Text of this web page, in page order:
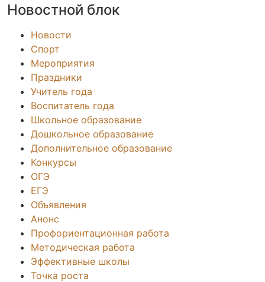
Новостной блок
Новости
Спорт
Мероприятия
Праздники
Учитель года
Воспитатель года
Школьное образование
Дошкольное образование
Дополнительное образование
Конкурсы
ОГЭ
ЕГЭ
Объявления
Анонс
Профориентационная работа
Методическая работа
Эффективные школы
Точка роста